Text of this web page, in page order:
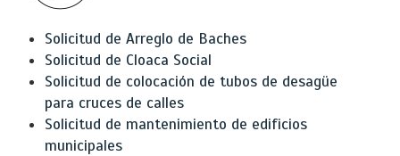
Solicitud de Arreglo de Baches
Solicitud de Cloaca Social
Solicitud de colocación de tubos de desagüe
para cruces de calles
Solicitud de mantenimiento de edificios
municipales